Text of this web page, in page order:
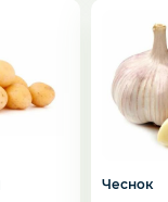
Морепродукты
Чеснок